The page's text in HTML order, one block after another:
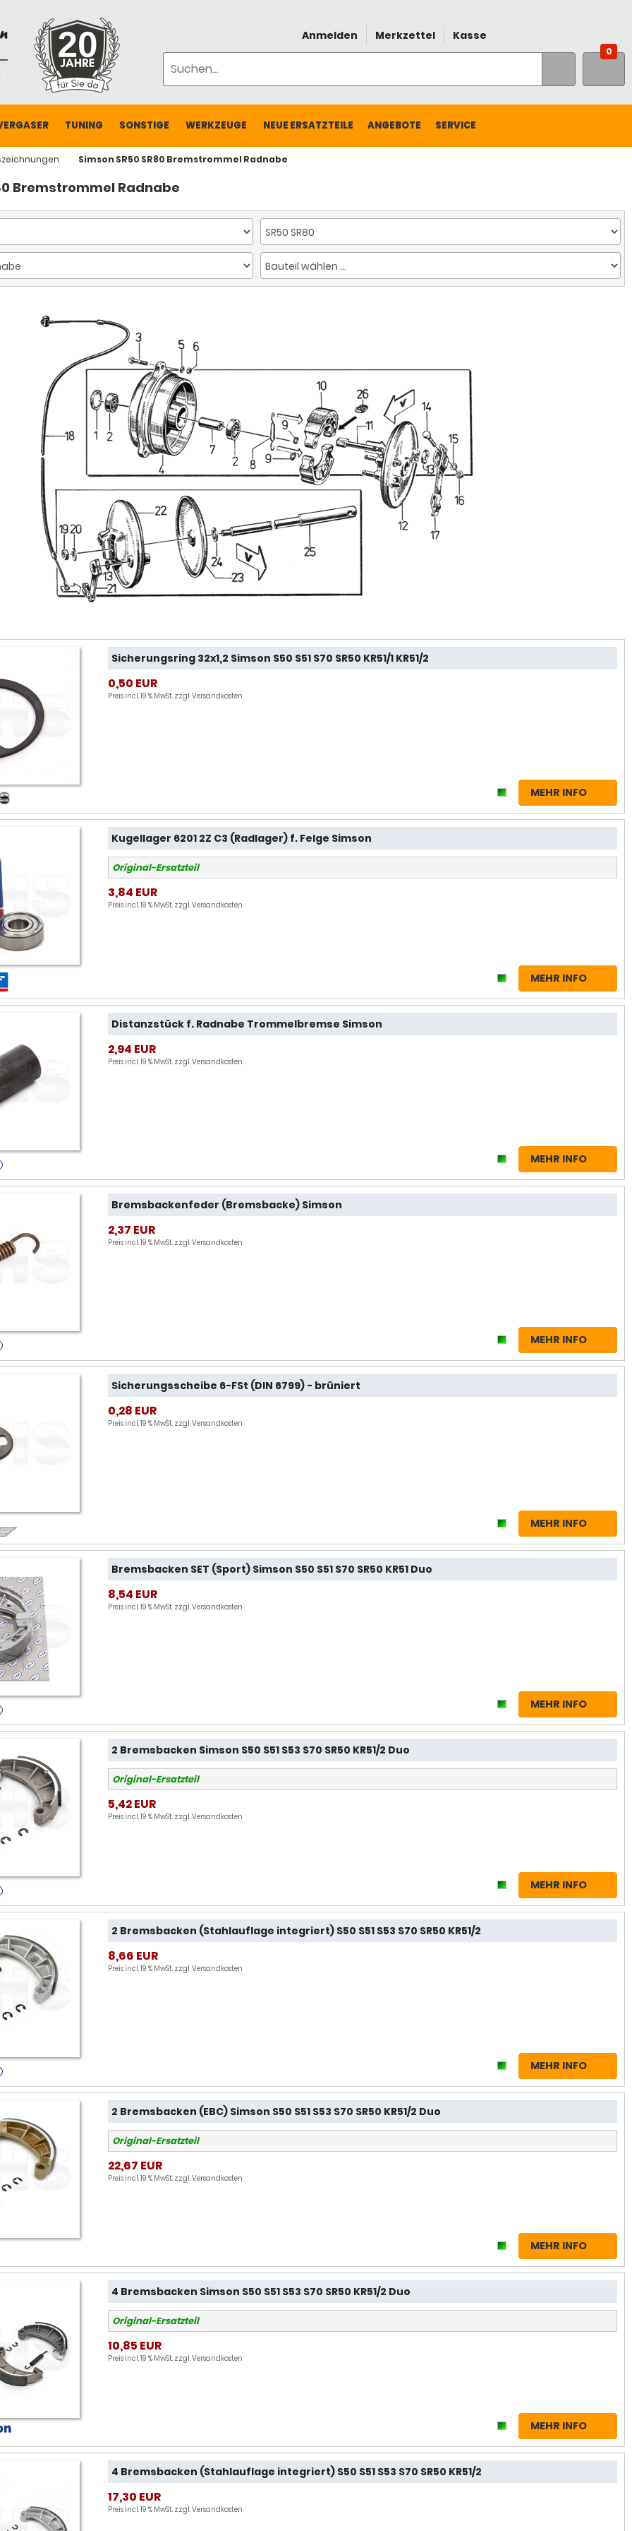
Anmelden Merkzettel Kasse
0
TUNING SONSTIGE WERKZEUGE NEUE ERSATZTEILE ANGEBOTE SERVICE
Simson SR50 SR80 Bremstrommel Radnabe
Bremstrommel Radnabe
Sicherungsring 32x1,2 Simson S50 S51 S70 SR50 KR51/1 KR51/2
0,50 EUR
Preis incl. 19 % MwSt. zzgl.Versandkosten
MEHR INFO
Kugellager 6201 2Z C3 (Radlager) f. Felge Simson
Original-Ersatzteil
3,84 EUR
Preis incl. 19 % MwSt. zzgl.Versandkosten
MEHR INFO
Distanzstück f. Radnabe Trommelbremse Simson
2,94 EUR
Preis incl. 19 % MwSt. zzgl.Versandkosten
MEHR INFO
Bremsbackenfeder (Bremsbacke) Simson
2,37 EUR
Preis incl. 19 % MwSt. zzgl.Versandkosten
MEHR INFO
Sicherungsscheibe 6-FSt (DIN 6799) - brüniert
0,28 EUR
Preis incl. 19 % MwSt. zzgl.Versandkosten
MEHR INFO
Bremsbacken SET (Sport) Simson S50 S51 S70 SR50 KR51 Duo
8,54 EUR
Preis incl. 19 % MwSt. zzgl.Versandkosten
MEHR INFO
2 Bremsbacken Simson S50 S51 S53 S70 SR50 KR51/2 Duo
Original-Ersatzteil
5,42 EUR
Preis incl. 19 % MwSt. zzgl.Versandkosten
MEHR INFO
2 Bremsbacken (Stahlauflage integriert) S50 S51 S53 S70 SR50 KR51/2
8,66 EUR
Preis incl. 19 % MwSt. zzgl.Versandkosten
MEHR INFO
2 Bremsbacken (EBC) Simson S50 S51 S53 S70 SR50 KR51/2 Duo
Original-Ersatzteil
22,67 EUR
Preis incl. 19 % MwSt. zzgl.Versandkosten
MEHR INFO
4 Bremsbacken Simson S50 S51 S53 S70 SR50 KR51/2 Duo
Original-Ersatzteil
10,85 EUR
Preis incl. 19 % MwSt. zzgl.Versandkosten
MEHR INFO
4 Bremsbacken (Stahlauflage integriert) S50 S51 S53 S70 SR50 KR51/2
17,30 EUR
Preis incl. 19 % MwSt. zzgl.Versandkosten